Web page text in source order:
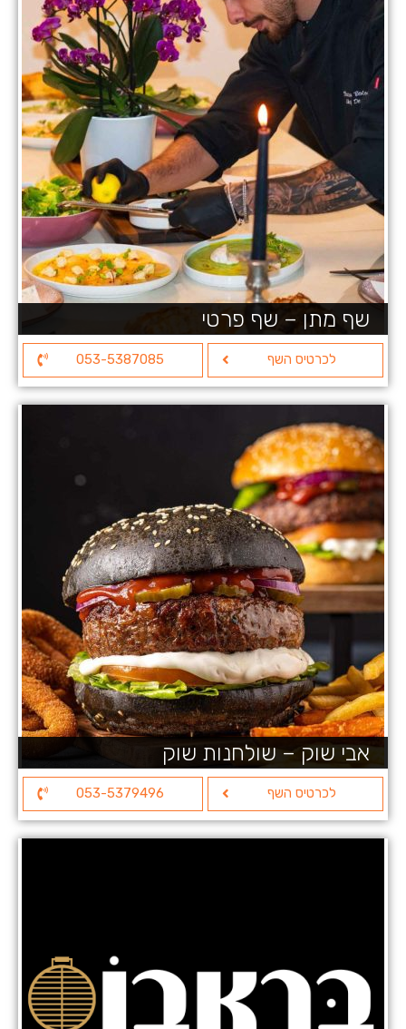
שף מתן – שף פרטי
לכרטיס השף 053-5387085
אבי שוק – שולחנות שוק
לכרטיס השף 053-5379496